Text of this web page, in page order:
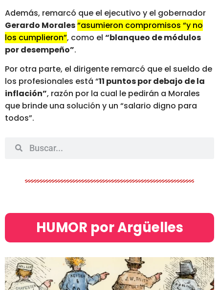
Además, remarcó que el ejecutivo y el gobernador
Gerardo Morales“asumieron compromisos “y no
los cumplieron”, como el “blanqueo de módulos
por desempeño”.
Por otra parte, el dirigente remarcó que el sueldo de
los profesionales está “11 puntos por debajo de la
inflación”, razón por la cual le pedirán a Morales
que brinde una solución y un “salario digno para
todos”.
HUMOR por Argüelles​